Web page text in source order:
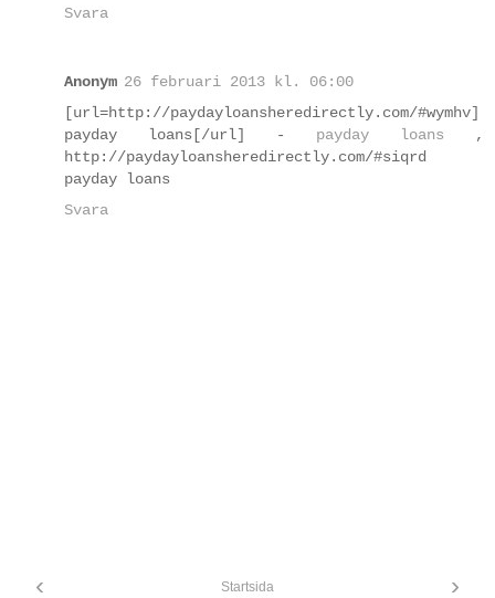
Svara
Anonym 26 februari 2013 kl. 06:00
[url=http://paydayloansheredirectly.com/#wymhv]
payday loans[/url] - payday loans ,
http://paydayloansheredirectly.com/#siqrd
payday loans
Svara
‹ ›
Startsida